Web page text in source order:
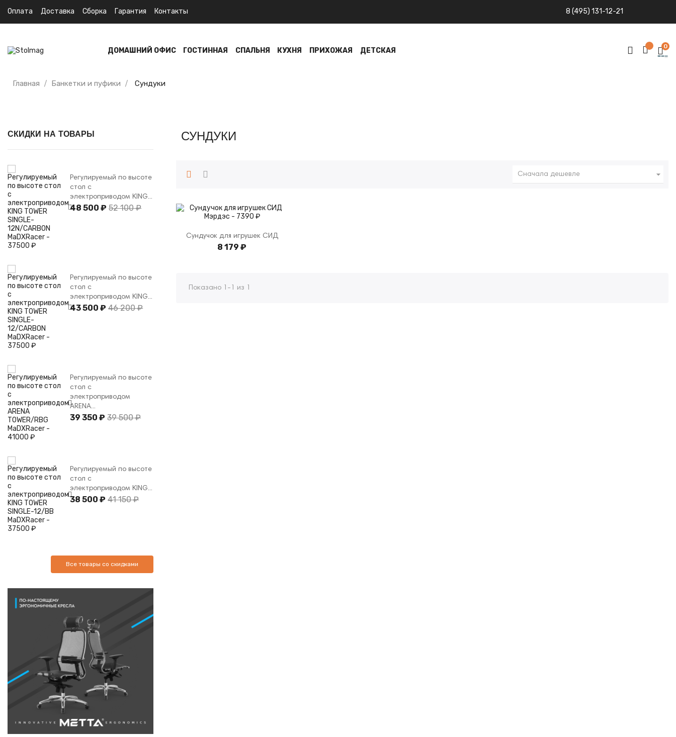
Оплата Доставка Сборка Гарантия Контакты 8 (495) 131-12-21
ДОМАШНИЙ ОФИС ГОСТИННАЯ СПАЛЬНЯ КУХНЯ ПРИХОЖАЯ ДЕТСКАЯ
0
Главная Банкетки и пуфики Сундуки
СКИДКИ НА ТОВАРЫ
Регулируемый по высоте
стол с
электроприводом KING...
48 500 ₽ 52 100 ₽
Регулируемый по высоте
стол с
электроприводом KING...
43 500 ₽ 46 200 ₽
Регулируемый по высоте
стол с
электроприводом
ARENA...
39 350 ₽ 39 500 ₽
Регулируемый по высоте
стол с
электроприводом KING...
38 500 ₽ 41 150 ₽
Все товары со скидками
СУНДУКИ
Сначала дешевле 
Сундучок для игрушек СИД
8 179 ₽
Показано 1-1 из 1